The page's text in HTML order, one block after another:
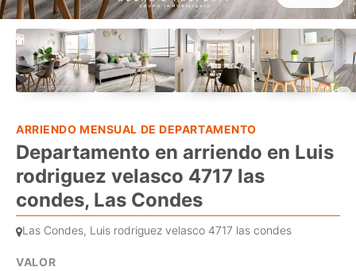
ARRIENDO MENSUAL DE DEPARTAMENTO
Departamento en arriendo en Luis
rodriguez velasco 4717 las
condes, Las Condes
Las Condes, Luis rodriguez velasco 4717 las condes
VALOR